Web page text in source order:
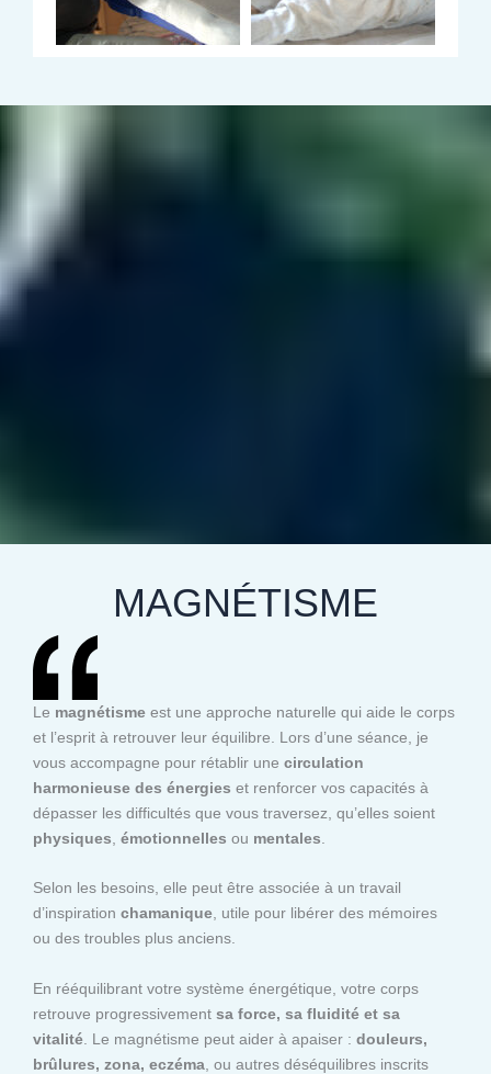
MAGNÉTISME
Le magnétisme est une approche naturelle qui aide le corps
et l’esprit à retrouver leur équilibre. Lors d’une séance, je
vous accompagne pour rétablir une circulation
harmonieuse des énergies et renforcer vos capacités à
dépasser les difficultés que vous traversez, qu’elles soient
physiques émotionnelles ou mentales
Selon les besoins, elle peut être associée à un travail
d’inspiration chamanique, utile pour libérer des mémoires
ou des troubles plus anciens.
En rééquilibrant votre système énergétique, votre corps
retrouve progressivement sa force, sa fluidité et sa
vitalité . Le magnétisme peut aider à apaiser : douleurs,
brûlures, zona, eczéma , ou autres déséquilibres inscrits